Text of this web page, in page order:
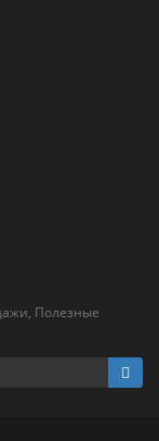
Полезные